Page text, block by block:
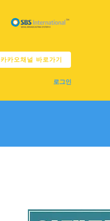
카카오채널 바로가기
로그인